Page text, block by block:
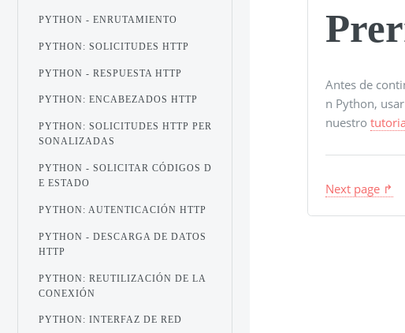
Antes de
n Python,
nuestro
Next page ↱
PYTHON - ENRUTAMIENTO
PYTHON: SOLICITUDES HTTP
PYTHON - RESPUESTA HTTP
PYTHON: ENCABEZADOS HTTP
PYTHON: SOLICITUDES HTTP PER
SONALIZADAS
PYTHON - SOLICITAR CÓDIGOS D
E ESTADO
PYTHON: AUTENTICACIÓN HTTP
PYTHON - DESCARGA DE DATOS
HTTP
PYTHON: REUTILIZACIÓN DE LA
CONEXIÓN
PYTHON: INTERFAZ DE RED